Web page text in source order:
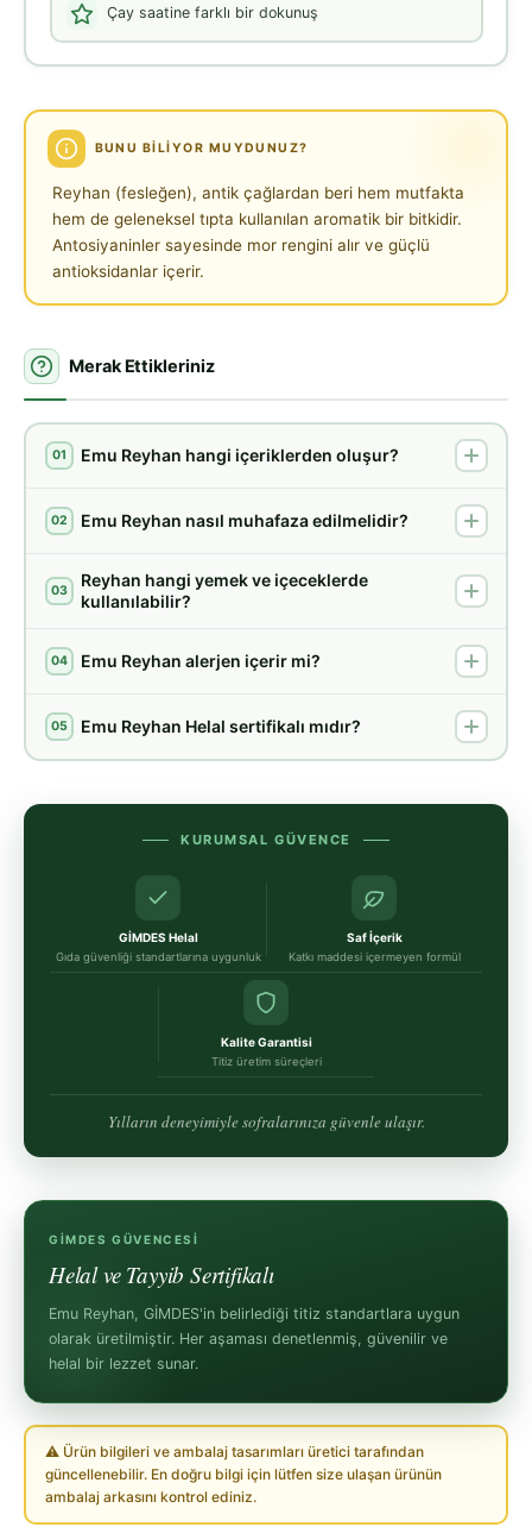
Çay saatine farklı bir dokunuş
BUNU BILIYOR MUYDUNUZ?
Reyhan (fesleğen), antik çağlardan beri hem mutfakta
hem de geleneksel tıpta kullanılan aromatik bir bitkidir.
Antosiyaninler sayesinde mor rengini alır ve güçlü
antioksidanlar içerir.
Merak Ettikleriniz
01 Emu Reyhan hangi içeriklerden oluşur?
02 Emu Reyhan nasıl muhafaza edilmelidir?
03
Reyhan hangi yemek ve içeceklerde
kullanılabilir?
04 Emu Reyhan alerjen içerir mi?
05 Emu Reyhan Helal sertifikalı mıdır?
KURUMSAL GÜVENCE
GİMDES Helal
Gıda güvenliği standartlarına uygunluk
Saf İçerik
Katkı maddesi içermeyen formül
Kalite Garantisi
Titiz üretim süreçleri
Yılların deneyimiyle sofralarınıza güvenle ulaşır.
GİMDES GÜVENCESI
Helal ve Tayyib Sertifikalı
Emu Reyhan, GİMDES'in belirlediği titiz standartlara uygun
olarak üretilmiştir. Her aşaması denetlenmiş, güvenilir ve
helal bir lezzet sunar.
⚠ Ürün bilgileri ve ambalaj tasarımları üretici tarafından
güncellenebilir. En doğru bilgi için lütfen size ulaşan ürünün
ambalaj arkasını kontrol ediniz.